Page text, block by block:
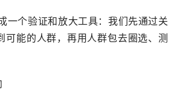
一个验证和放大工具：我们先通过关
可能的人群，再用人群包去圈选、测